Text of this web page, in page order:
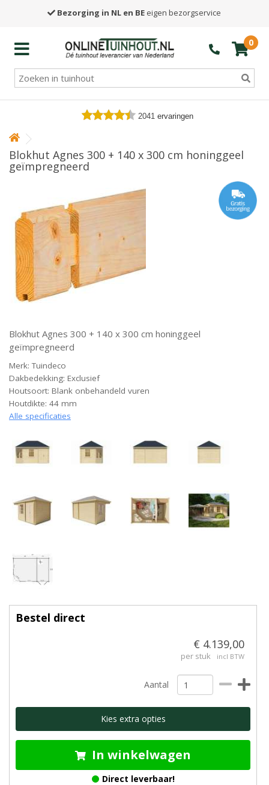
Bezorging in NL en BE eigen bezorgservice
0
2041 ervaringen
Blokhut Agnes 300 + 140 x 300 cm honinggeel
geïmpregneerd
Blokhut Agnes 300 + 140 x 300 cm honinggeel
geïmpregneerd
Merk: Tuindeco
Dakbedekking: Exclusief
Houtsoort: Blank onbehandeld vuren
Houtdikte: 44 mm
Alle specificaties
Bestel direct
€ 4.139,00
per stuk incl BTW
Aantal
Kies extra opties
In winkelwagen
Direct leverbaar!